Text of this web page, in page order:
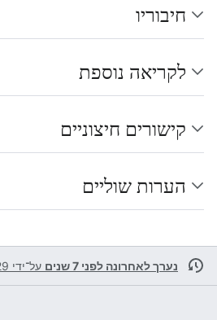
חיבוריו
לקריאה נוספת
קישורים חיצוניים
הערות שוליים
נערך לאחרונה לפני 7 שנים על־ידי